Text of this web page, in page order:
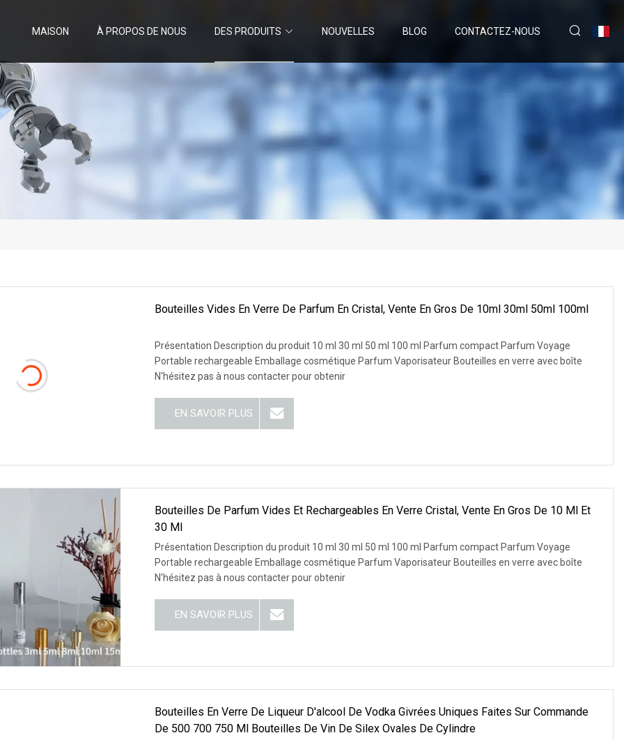
MAISON À PROPOS DE NOUS DES PRODUITS NOUVELLES BLOG CONTACTEZ-NOUS
Bouteilles Vides En Verre De Parfum En Cristal, Vente En Gros De 10ml 30ml 50ml 100ml
Présentation Description du produit 10 ml 30 ml 50 ml 100 ml Parfum compact Parfum Voyage
Portable rechargeable Emballage cosmétique Parfum Vaporisateur Bouteilles en verre avec boîte
N'hésitez pas à nous contacter pour obtenir
EN SAVOIR PLUS
Bouteilles De Parfum Vides Et Rechargeables En Verre Cristal, Vente En Gros De 10 Ml Et
30 Ml
Présentation Description du produit 10 ml 30 ml 50 ml 100 ml Parfum compact Parfum Voyage
Portable rechargeable Emballage cosmétique Parfum Vaporisateur Bouteilles en verre avec boîte
N'hésitez pas à nous contacter pour obtenir
EN SAVOIR PLUS
Bouteilles En Verre De Liqueur D'alcool De Vodka Givrées Uniques Faites Sur Commande
De 500 700 750 Ml Bouteilles De Vin De Silex Ovales De Cylindre